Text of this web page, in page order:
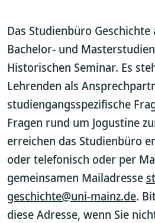
Das Studienbüro
Bachelor- und
Historischen Seminar. Es
Lehrenden als
studiengangsspezifische
Fragen rund um Jogustine
erreichen das Studienbüro
oder telefonisch oder per
gemeinsamen Mailadresse
geschichte@uni-mainz.de.
diese Adresse, wenn Sie